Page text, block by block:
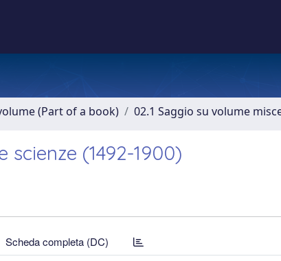
(Part of a book) 02.1 Saggio su volume
scienze (1492-1900)
Scheda completa (DC)